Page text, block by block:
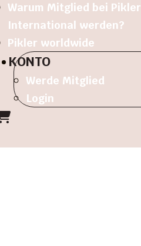
Warum Mitglied bei Pikler
International werden?
Pikler worldwide
KONTO
Werde Mitglied
Login